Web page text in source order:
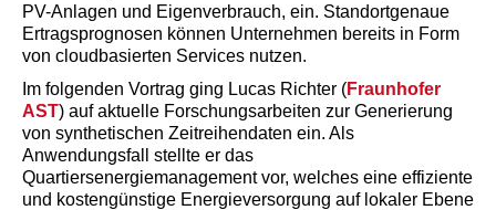
PV-Anlagen und Eigenverbrauch, ein. Standortgenaue
Ertragsprognosen können Unternehmen bereits in Form
von cloudbasierten Services nutzen.
Im folgenden Vortrag ging Lucas Richter (Fraunhofer
AST) auf aktuelle Forschungsarbeiten zur Generierung
von synthetischen Zeitreihendaten ein. Als
Anwendungsfall stellte er das
Quartiersenergiemanagement vor, welches eine effiziente
und kostengünstige Energieversorgung auf lokaler Ebene